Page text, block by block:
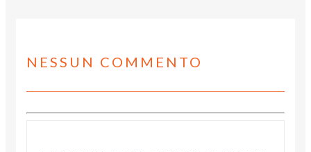
NESSUN COMMENTO